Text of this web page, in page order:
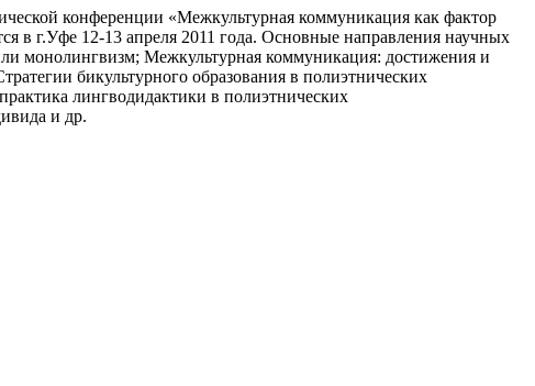
конференции «Межкультурная коммуникация как фактор
в г.Уфе 12-13 апреля 2011 года. Основные направления научных
монолингвизм; Межкультурная коммуникация: достижения и
бикультурного образования в полиэтнических
лингводидактики в полиэтнических
и др.